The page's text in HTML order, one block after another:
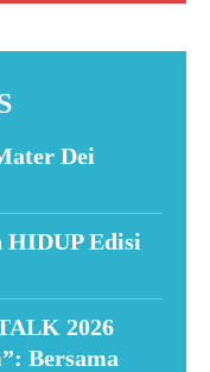
Dei
Edisi
2026
Bersama